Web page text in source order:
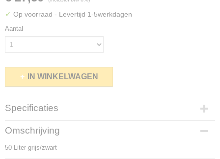
✓ Op voorraad - Levertijd 1-5werkdagen
Aantal
IN WINKELWAGEN
Specificaties
Productcode
5004-25
Productcode leverancier
Omschrijving
50 Liter grijs/zwart